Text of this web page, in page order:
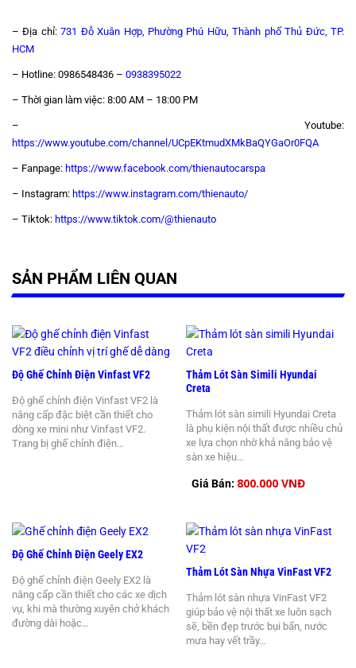
– Địa chỉ:731 Đỗ Xuân Hợp, Phường Phú Hữu, Thành phố Thủ Đức, TP.
HCM
– Hotline: 0986548436 – 0938395022
– Thời gian làm việc: 8:00 AM – 18:00 PM
– Youtube:
https://www.youtube.com/channel/UCpEKtmudXMkBaQYGaOr0FQA
– Fanpage: https://www.facebook.com/thienautocarspa
– Instagram: https://www.instagram.com/thienauto/
– Tiktok: https://www.tiktok.com/@thienauto
SẢN PHẨM LIÊN QUAN
Độ Ghế Chỉnh Điện Vinfast VF2
Độ ghế chỉnh điện Vinfast VF2 là
nâng cấp đặc biệt cần thiết cho
dòng xe mini như Vinfast VF2.
Trang bị ghế chỉnh điện…
Thảm Lót Sàn Simili Hyundai
Creta
Thảm lót sàn simili Hyundai Creta
là phụ kiện nội thất được nhiều chủ
xe lựa chọn nhờ khả năng bảo vệ
sàn xe hiệu…
Giá Bán: 800.000 VNĐ
Độ Ghế Chỉnh Điện Geely EX2
Độ ghế chỉnh điện Geely EX2 là
nâng cấp cần thiết cho các xe dịch
vụ, khi mà thường xuyên chở khách
đường dài hoặc…
Thảm Lót Sàn Nhựa VinFast VF2
Thảm lót sàn nhựa VinFast VF2
giúp bảo vệ nội thất xe luôn sạch
sẽ, bền đẹp trước bụi bẩn, nước
mưa hay vết trầy…